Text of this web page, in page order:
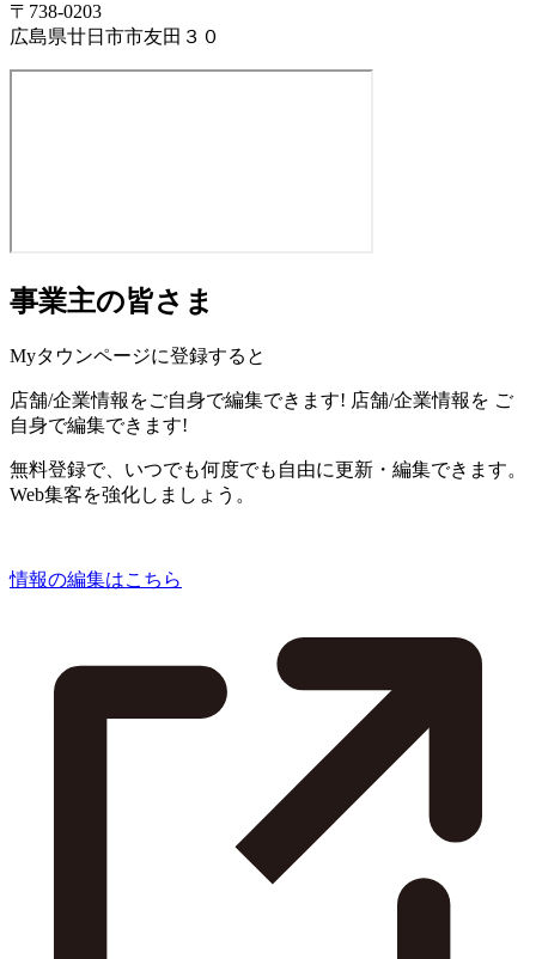
〒738-0203
広島県廿日市市友田３０
事業主の皆さま
Myタウンページに登録すると
店舗/企業情報をご自身で編集できます! 店舗/企業情報を ご
自身で編集できます!
無料登録で、いつでも何度でも自由に更新・編集できます。
Web集客を強化しましょう。
情報の編集はこちら